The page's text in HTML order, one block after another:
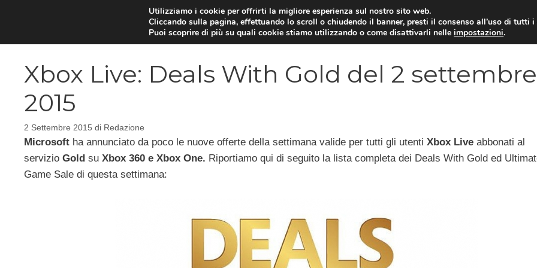
VIDEOGIOCHI NEWS
Xbox Live: Deals With Gold del 2 settembre
2015
2 Settembre 2015 di Redazione
Microsoft ha annunciato da poco le nuove offerte della settimana valide per tutti gli utenti Xbox Live abbonati al
servizio Gold su Xbox 360 e Xbox One. Riportiamo qui di seguito la lista completa dei Deals With Gold ed
Game Sale di questa settimana:
Utilizziamo i cookie per offrirti la migliore esperienza sul nostro sito web.
Cliccando sulla pagina, effettuando lo scroll o chiudendo il banner, presti il consenso all’uso di tutti i
Puoi scoprire di più su quali cookie stiamo utilizzando o come disattivarli nelleimpostazioni.